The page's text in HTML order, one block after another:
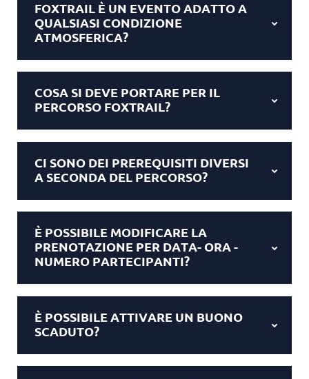
FOXTRAIL È UN EVENTO ADATTO A
QUALSIASI CONDIZIONE
ATMOSFERICA?
COSA SI DEVE PORTARE PER IL
PERCORSO FOXTRAIL?
CI SONO DEI PREREQUISITI DIVERSI
A SECONDA DEL PERCORSO?
È POSSIBILE MODIFICARE LA
PRENOTAZIONE PER DATA- ORA -
NUMERO PARTECIPANTI?
È POSSIBILE ATTIVARE UN BUONO
SCADUTO?